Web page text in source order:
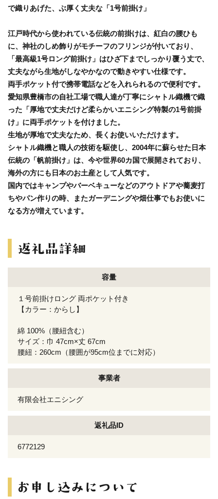
で織りあげた、ぶ厚く丈夫な「1号前掛け」
江戸時代から使われている伝統の前掛けは、紅白の腰ひも
に、神社のしめ飾りがモチーフのフリンジが付いており、
「最高級1号ロング前掛け」はひざ下までしっかり覆う丈で、
丈夫ながら生地がしなやかなので動きやすい仕様です。
両手ポケット付で携帯電話などを入れられるので便利です。
愛知県豊橋市の自社工場で職人達が丁寧にシャトル織機で織
った「厚地で丈夫だけど柔らかいエニシング特製の1号前掛
け」に両手ポケットを付けました。
生地が厚地で丈夫なため、長くお使いいただけます。
シャトル織機と職人の技術を駆使し、2004年に蘇らせた日本
伝統の「帆前掛け」は、今や世界60カ国で展開されており、
海外の方にも日本のお土産として人気です。
国内ではキャンプやバーベキューなどのアウトドアや蕎麦打
ちやパン作りの時、またガーデニングや畑仕事でもお使いに
なる方が増えています。
容量
１号前掛けロング 両ポケット付き
【カラー：からし】
綿 100%（腰紐含む）
サイズ：巾 47cm×丈 67cm
腰紐：260cm（腰囲が95cm位までに対応）
事業者
有限会社エニシング
返礼品ID
6772129